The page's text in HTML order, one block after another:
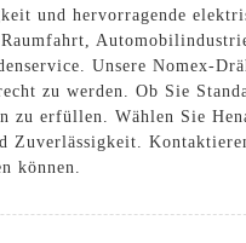
und hervorragende
Unsere Nomex-
zu werden. Ob Sie
zu erfüllen. Wählen Sie
Zuverlässigkeit.
können.